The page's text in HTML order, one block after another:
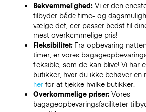
Bekvemmelighed: Vi er den
tilbyder både time- og
vælge det, der passer bedst til
mest overkommelige pris!
Fleksibilitet: Fra opbevaring
timer, er vores
fleksible, som de kan blive! Vi har
butikker, hvor du ikke behøver en
herfor at tjekke hvilke butikker.
Overkommelige priser: Vores
bagageopbevaringsfaciliteter